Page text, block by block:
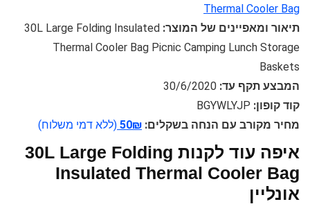
Thermal Cooler Bag
תיאור ומאפיינים של המוצר: 30L Large Folding Insulated
Thermal Cooler Bag Picnic Camping Lunch Storage
Baskets
המבצע תקף עד: 30/6/2020
קוד קופון: BGYWLYJP
מחיר מקורב עם הנחה בשקלים: 50₪ (ללא דמי משלוח)
איפה עוד לקנות 30L Large Folding
Insulated Thermal Cooler Bag
אונליין